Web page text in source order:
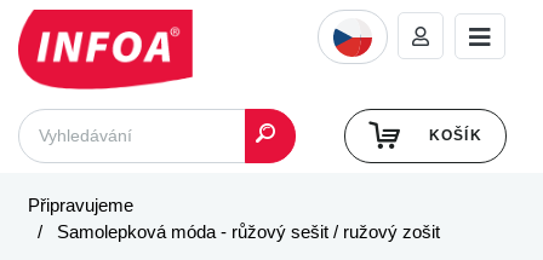
KOŠÍK
Připravujeme
Samolepková móda - růžový sešit / ružový zošit